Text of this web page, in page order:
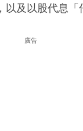
及以股代息「
廣告